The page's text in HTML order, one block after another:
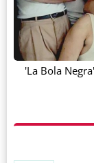
'La Bola